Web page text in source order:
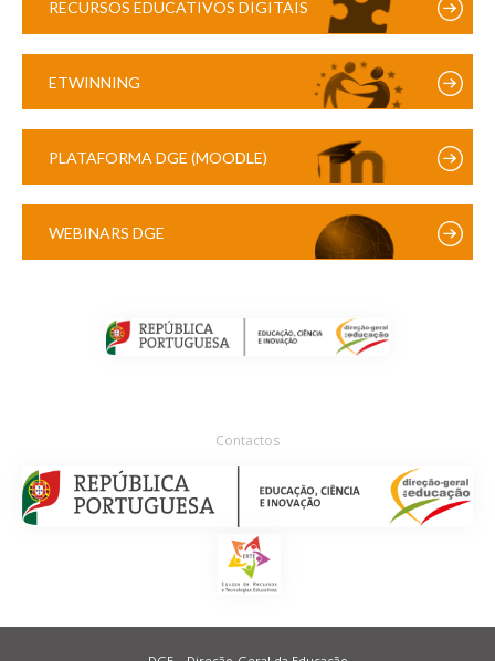
RECURSOS EDUCATIVOS DIGITAIS
ETWINNING
PLATAFORMA DGE (MOODLE)
WEBINARS DGE
Contactos